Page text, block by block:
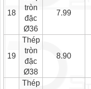
18
tròn
đặc
Ø36
7.99
19
Thép
tròn
đặc
Ø38
8.90
Thép